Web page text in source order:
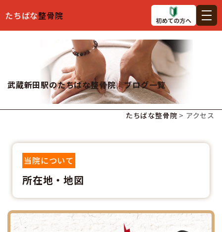
たちばな整骨院
武蔵新田駅のたちばな整骨院｜ブログ一覧
たちばな整骨院 > アクセス
当院について
所在地・地図